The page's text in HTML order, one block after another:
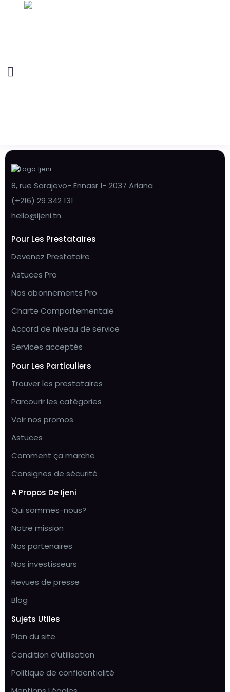
8, rue Sarajevo- Ennasr 1- 2037 Ariana
(+216) 29 342 131
hello@ijeni.tn
Pour Les Prestataires
Devenez Prestataire
Astuces Pro
Nos abonnements Pro
Charte Comportementale
Accord de niveau de service
Services acceptés
Pour Les Particuliers
Trouver les prestataires
Parcourir les catégories
Voir nos promos
Astuces
Comment ça marche
Consignes de sécurité
A Propos De Ijeni
Qui sommes-nous?
Notre mission
Nos partenaires
Nos investisseurs
Revues de presse
Blog
Sujets Utiles
Plan du site
Condition d’utilisation
Politique de confidentialité